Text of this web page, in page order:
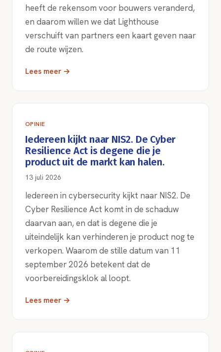
heeft de rekensom voor bouwers veranderd,
en daarom willen we dat Lighthouse
verschuift van partners een kaart geven naar
de route wijzen.
Lees meer →
OPINIE
Iedereen kijkt naar NIS2. De Cyber
Resilience Act is degene die je
product uit de markt kan halen.
13 juli 2026
Iedereen in cybersecurity kijkt naar NIS2. De
Cyber Resilience Act komt in de schaduw
daarvan aan, en dat is degene die je
uiteindelijk kan verhinderen je product nog te
verkopen. Waarom de stille datum van 11
september 2026 betekent dat de
voorbereidingsklok al loopt.
Lees meer →